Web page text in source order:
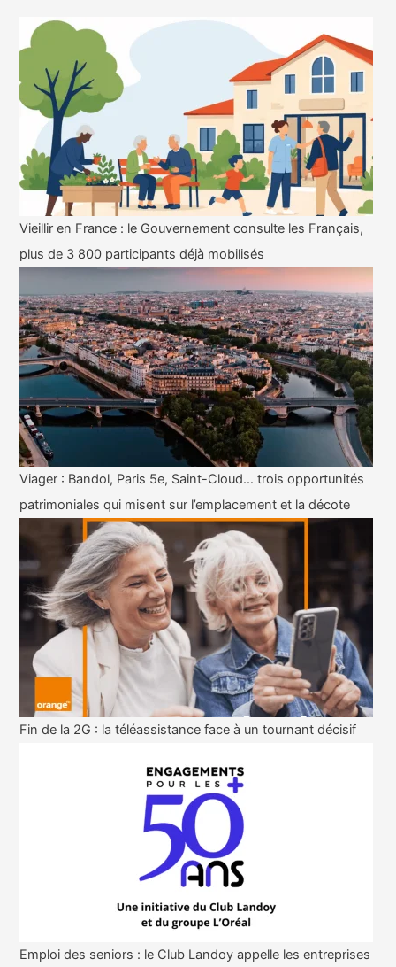
Vieillir en France : le Gouvernement consulte les Français,
plus de 3 800 participants déjà mobilisés
Viager : Bandol, Paris 5e, Saint-Cloud… trois opportunités
patrimoniales qui misent sur l’emplacement et la décote
Fin de la 2G : la téléassistance face à un tournant décisif
Emploi des seniors : le Club Landoy appelle les entreprises